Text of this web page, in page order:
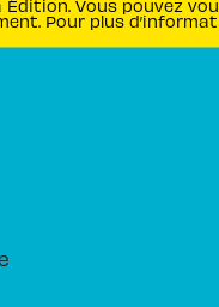
Édition. Vous pouvez
Pour plus